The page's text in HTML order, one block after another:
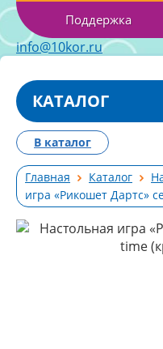
Поддержка
info@10kor.ru
КАТАЛОГ
Главная Каталог
игра «Рикошет Дартс»
В каталог